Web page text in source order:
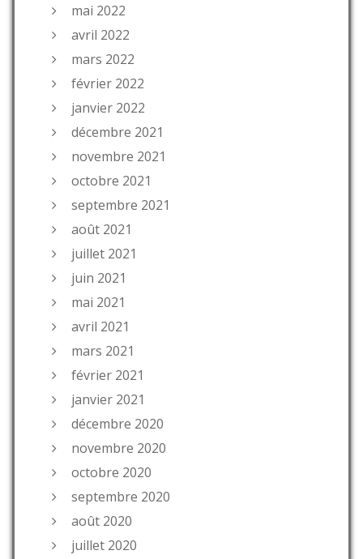
mai 2022
avril 2022
mars 2022
février 2022
janvier 2022
décembre 2021
novembre 2021
octobre 2021
septembre 2021
août 2021
juillet 2021
juin 2021
mai 2021
avril 2021
mars 2021
février 2021
janvier 2021
décembre 2020
novembre 2020
octobre 2020
septembre 2020
août 2020
juillet 2020